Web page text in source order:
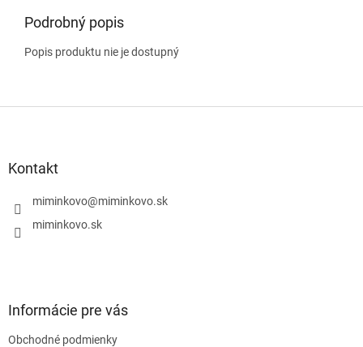
Podrobný popis
Popis produktu nie je dostupný
Kontakt
miminkovo@miminkovo.sk
miminkovo.sk
Informácie pre vás
Obchodné podmienky